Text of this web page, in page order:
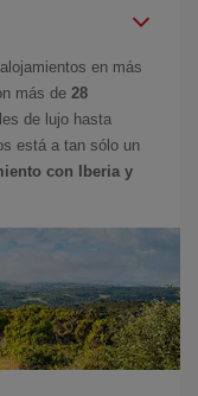
en más
más de 28
de lujo hasta
está a tan sólo un
con Iberia y